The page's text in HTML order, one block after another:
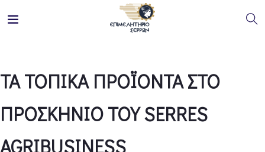
ΤΑ ΤΟΠΙΚΑ ΠΡΟΪΟΝΤΑ ΣΤΟ
ΠΡΟΣΚΗΝΙΟ ΤΟΥ SERRES
AGRIBUSINESS